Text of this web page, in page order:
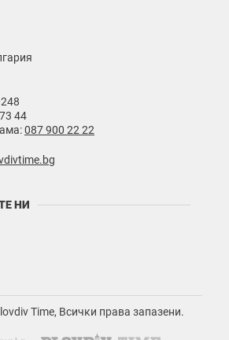
44
087 900 22 22
НИ
Time, Всички права запазени.